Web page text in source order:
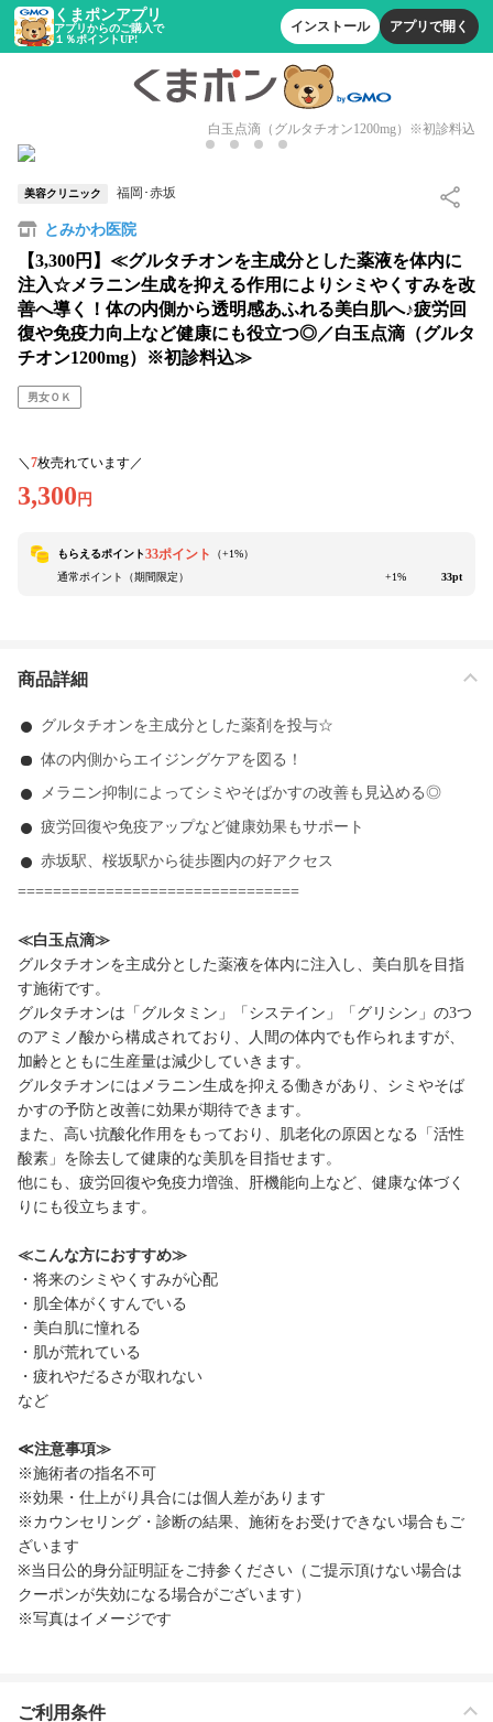
くまポンアプリ
アプリからのご購入で
１％ポイントUP!
インストール アプリで開く
白玉点滴（グルタチオン1200mg）※初診料込
美容クリニック 福岡･赤坂
とみかわ医院
【3,300円】≪グルタチオンを主成分とした薬液を体内に
注入☆メラニン生成を抑える作用によりシミやくすみを改
善へ導く！体の内側から透明感あふれる美白肌へ♪疲労回
復や免疫力向上など健康にも役立つ◎／白玉点滴（グルタ
チオン1200mg）※初診料込≫
男女ＯＫ
＼ 7枚売れています／
3,300 円
もらえるポイント33ポイント （+1%）
通常ポイント（期間限定）
+1% 33pt
商品詳細
グルタチオンを主成分とした薬剤を投与☆
体の内側からエイジングケアを図る！
メラニン抑制によってシミやそばかすの改善も見込める◎
疲労回復や免疫アップなど健康効果もサポート
赤坂駅、桜坂駅から徒歩圏内の好アクセス
================================
≪白玉点滴≫
グルタチオンを主成分とした薬液を体内に注入し、美白肌を目指
す施術です。
グルタチオンは「グルタミン」「システイン」「グリシン」の3つ
のアミノ酸から構成されており、人間の体内でも作られますが、
加齢とともに生産量は減少していきます。
グルタチオンにはメラニン生成を抑える働きがあり、シミやそば
かすの予防と改善に効果が期待できます。
また、高い抗酸化作用をもっており、肌老化の原因となる「活性
酸素」を除去して健康的な美肌を目指せます。
他にも、疲労回復や免疫力増強、肝機能向上など、健康な体づく
りにも役立ちます。
≪こんな方におすすめ≫
・将来のシミやくすみが心配
・肌全体がくすんでいる
・美白肌に憧れる
・肌が荒れている
・疲れやだるさが取れない
など
≪注意事項≫
※施術者の指名不可
※効果・仕上がり具合には個人差があります
※カウンセリング・診断の結果、施術をお受けできない場合もご
ざいます
※当日公的身分証明証をご持参ください（ご提示頂けない場合は
クーポンが失効になる場合がございます）
※写真はイメージです
ご利用条件